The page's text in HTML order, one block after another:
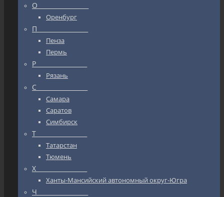
О_________________
Оренбург
П_________________
Пенза
Пермь
Р_________________
Рязань
С_________________
Самара
Саратов
Симбирск
Т_________________
Татарстан
Тюмень
Х_________________
Ханты-Мансийский автономный округ-Югра
Ч_________________